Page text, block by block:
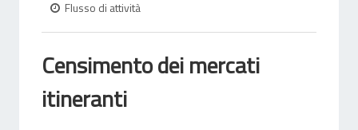
Flusso di attività
Censimento dei mercati
itineranti